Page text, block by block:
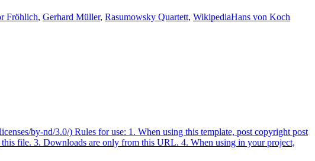
Fröhlich, Gerhard Müller, Rasumowsky Quartett, WikipediaHans von Koch